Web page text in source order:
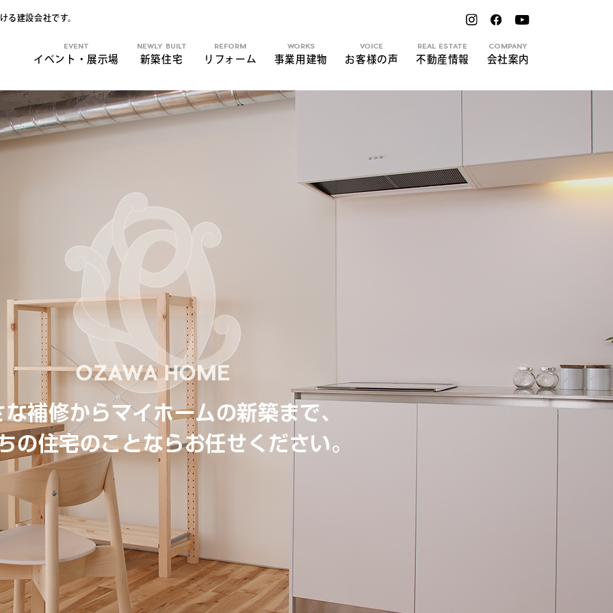
る建設会社です。
EVENT
イベント・展示場
NEWLY BUILT
新築住宅
REFORM
リフォーム
WORKS
事業用建物
VOICE
お客様の声
REAL ESTATE
不動産情報
COMPANY
会社案内
な補修からマイホームの新築まで、
の住宅のことならお任せください。